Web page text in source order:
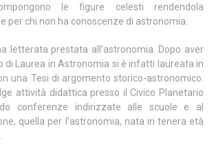
le figure celesti rendendola
per chi non ha conoscenze di astronomia.
letterata prestata all’astronomia. Dopo aver
di Laurea in Astronomia si è infatti laureata in
una Tesi di argomento storico-astronomico.
attività didattica presso il Civico Planetario
conferenze indirizzate alle scuole e al
quella per l’astronomia, nata in tenera età